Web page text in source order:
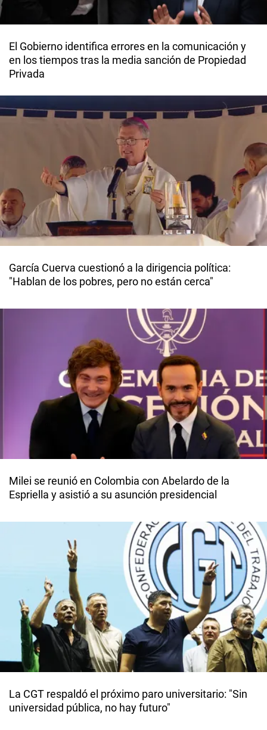
El Gobierno identifica errores en la comunicación y
en los tiempos tras la media sanción de Propiedad
Privada
García Cuerva cuestionó a la dirigencia política:
"Hablan de los pobres, pero no están cerca"
Milei se reunió en Colombia con Abelardo de la
Espriella y asistió a su asunción presidencial
La CGT respaldó el próximo paro universitario: "Sin
universidad pública, no hay futuro"